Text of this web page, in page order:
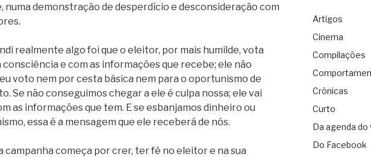
numa demonstração de desperdício e desconsideração com
realmente algo foi que o eleitor, por mais humilde, vota
consciência e com as informações que recebe; ele não
voto nem por cesta básica nem para o oportunismo de
Se não conseguimos chegar a ele é culpa nossa; ele vai
as informações que tem. E se esbanjamos dinheiro ou
essa é a mensagem que ele receberá de nós.
campanha começa por crer, ter fé no eleitor e na sua
Artigos
Cinema
Compilações
Crônicas
Curto
Da agenda do
Do Facebook